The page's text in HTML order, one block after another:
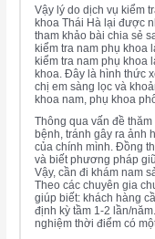
Vậy lý do dịch vụ kiểm
khoa Thái Hà lại được
tham khảo bài chia sẻ
kiểm tra nam phụ khoa
kiểm tra nam phụ khoa
khoa. Đây là hình thức
chị em sàng lọc và
khoa nam, phụ khoa
Thông qua vấn đề
bệnh, tránh gây ra ảnh
của chính mình. Đồng
và biết phương pháp
Vậy, cần đi khám nam
Theo các chuyên gia
giúp biết: khách hàng
định kỳ tầm 1-2 lần/
nghiệm thời điểm có